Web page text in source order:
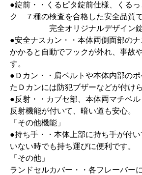
●錠前・・くるピタ錠前仕様、くる
ク ７種の検査を合格した安全品質で
完全オリジナルデザイン錠
●安全ナスカン・・本体両側面部の
かかると自動でフックが外れ、事故
す。
●Ｄカン・・肩ベルトや本体内部の
たＤカンには防犯ブザーなどが付け
●反射・・カブセ部、本体両マチベ
反射機能が付いて、暗い道も安心。
「その他機能」
●持ち手・・本体上部に持ち手が付
いない時でも持ち運びに便利です。
「その他」
ランドセルカバー・・各フレーバー